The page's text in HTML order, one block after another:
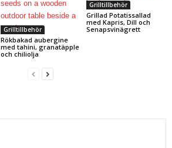
Grilltillbehör
Rökbakad aubergine
med tahini, granatäpple
och chiliolja
Grilltillbehör
Grillad Potatissallad
med Kapris, Dill och
Senapsvinägrett